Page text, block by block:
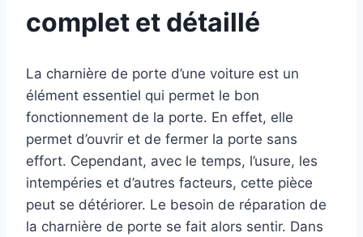
complet et détaillé
La charnière de porte d’une voiture est un
élément essentiel qui permet le bon
fonctionnement de la porte. En effet, elle
permet d’ouvrir et de fermer la porte sans
effort. Cependant, avec le temps, l’usure, les
intempéries et d’autres facteurs, cette pièce
peut se détériorer. Le besoin de réparation de
la charnière de porte se fait alors sentir. Dans